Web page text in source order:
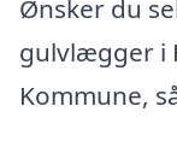
Ønsker du
gulvlægger i
Kommune,